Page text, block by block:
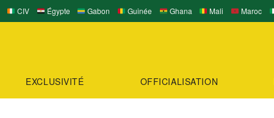
CIV Égypte Gabon Guinée Ghana Mali Maroc
EXCLUSIVITÉ OFFICIALISATION